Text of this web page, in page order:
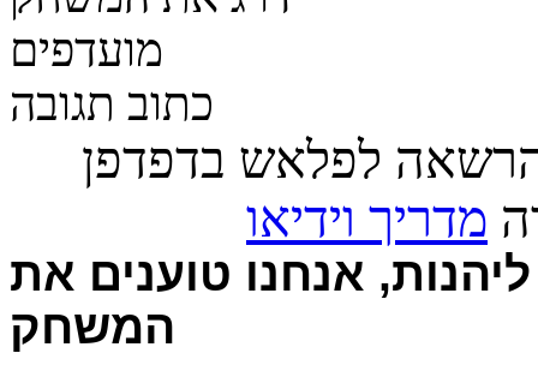
מועדפים
כתוב תגובה
לפלאש בדפדפן
מדריך וידיאו
אנחנו טוענים את
המשחק